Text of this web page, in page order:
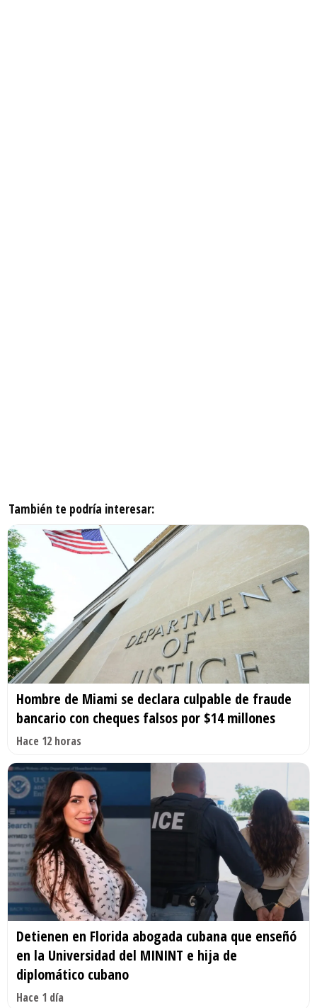
También te podría interesar:
Hombre de Miami se declara culpable de fraude
bancario con cheques falsos por $14 millones
Hace 12 horas
Detienen en Florida abogada cubana que enseñó
en la Universidad del MININT e hija de
diplomático cubano
Hace 1 día